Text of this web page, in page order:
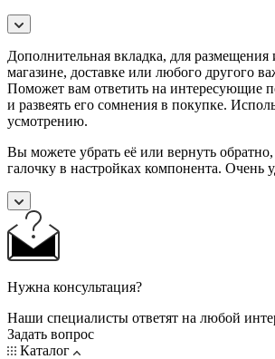
Дополнительная вкладка, для
магазине, доставке или любого другого
Поможет вам ответить на интересующие
и развеять его сомнения в покупке.
усмотрению.
Вы можете убрать её или вернуть
галочку в настройках компонента. Очень
Нужна консультация?
Наши специалисты ответят на любой
Задать вопрос
Каталог